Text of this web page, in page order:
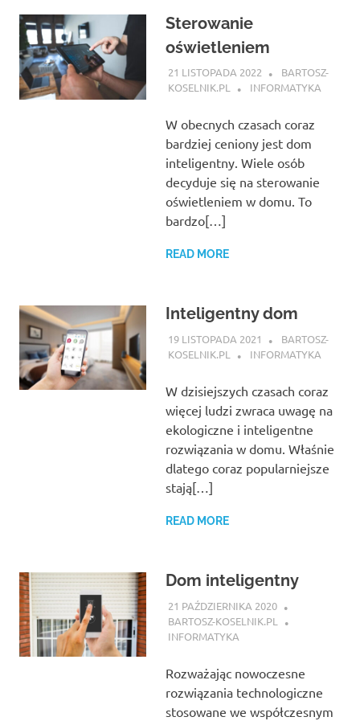
Sterowanie
oświetleniem
21 LISTOPADA 2022
BARTOSZ-
KOSELNIK.PL
INFORMATYKA
W obecnych czasach coraz
bardziej ceniony jest dom
inteligentny. Wiele osób
decyduje się na sterowanie
oświetleniem w domu. To
bardzo[…]
READ MORE
Inteligentny dom
19 LISTOPADA 2021
BARTOSZ-
KOSELNIK.PL
INFORMATYKA
W dzisiejszych czasach coraz
więcej ludzi zwraca uwagę na
ekologiczne i inteligentne
rozwiązania w domu. Właśnie
dlatego coraz popularniejsze
stają[…]
READ MORE
Dom inteligentny
21 PAŹDZIERNIKA 2020
BARTOSZ-KOSELNIK.PL
INFORMATYKA
Rozważając nowoczesne
rozwiązania technologiczne
stosowane we współczesnym